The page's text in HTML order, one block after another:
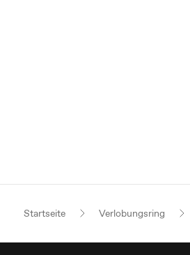
Startseite Verlobungsring